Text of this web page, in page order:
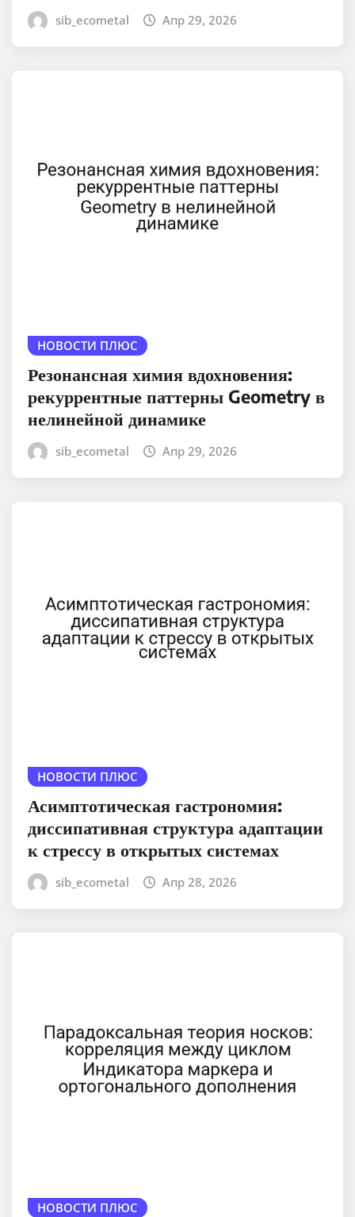
sib_ecometal Апр 29, 2026
НОВОСТИ ПЛЮС
Резонансная химия вдохновения:
рекуррентные паттерны Geometry в
нелинейной динамике
sib_ecometal Апр 29, 2026
НОВОСТИ ПЛЮС
Асимптотическая гастрономия:
диссипативная структура адаптации
к стрессу в открытых системах
sib_ecometal Апр 28, 2026
НОВОСТИ ПЛЮС